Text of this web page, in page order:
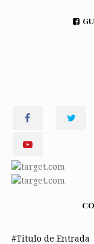
#Título de